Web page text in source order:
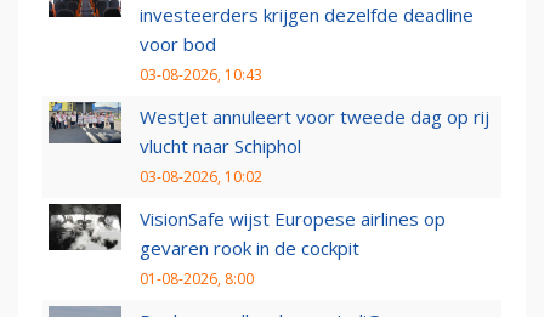
investeerders krijgen dezelfde deadline
voor bod
03-08-2026, 10:43
WestJet annuleert voor tweede dag op rij
vlucht naar Schiphol
03-08-2026, 10:02
VisionSafe wijst Europese airlines op
gevaren rook in de cockpit
01-08-2026, 8:00